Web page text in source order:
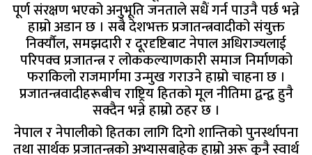
पूर्ण संरक्षण भएको अनुभूति जनताले सधैं गर्न पाउनै पर्छ भन्ने
हाम्रो अडान छ । सबै देशभक्त प्रजातन्त्रवादीको संयुक्त
निर्क्यौल, समझदारी र दूरदृष्टिबाट नेपाल अधिराज्यलाई
परिपक्व प्रजातन्त्र र लोककल्याणकारी समाज निर्माणको
फराकिलो राजमार्गमा उन्मुख गराउने हाम्रो चाहना छ ।
प्रजातन्त्रवादीहरूबीच राष्ट्रिय हितको मूल नीतिमा द्वन्द्व हुनै
सक्दैन भन्ने हाम्रो ठहर छ ।
नेपाल र नेपालीको हितका लागि दिगो शान्तिको पुनर्स्थापना
तथा सार्थक प्रजातन्त्रको अभ्यासबाहेक हाम्रो अरू कुनै स्वार्थ